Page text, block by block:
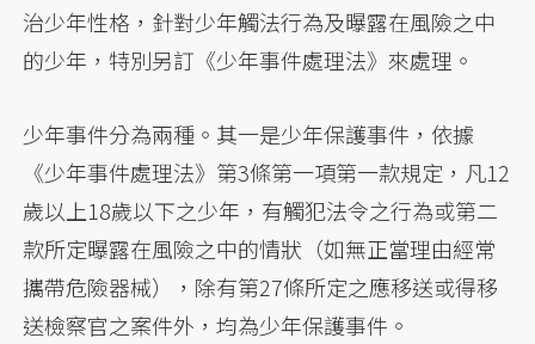
治少年性格，針對少年觸法行為及曝露在風險之中
的少年，特別另訂《少年事件處理法》來處理。
少年事件分為兩種。其一是少年保護事件，依據
《少年事件處理法》第3條第一項第一款規定，凡12
歲以上18歲以下之少年，有觸犯法令之行為或第二
款所定曝露在風險之中的情狀（如無正當理由經常
攜帶危險器械），除有第27條所定之應移送或得移
送檢察官之案件外，均為少年保護事件。